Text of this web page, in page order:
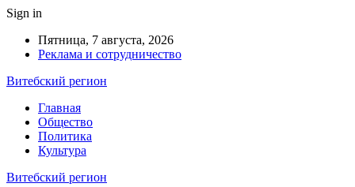
Sign in
Пятница, 7 августа, 2026
Реклама и сотрудничество
Витебский регион
Главная
Общество
Политика
Культура
Витебский регион